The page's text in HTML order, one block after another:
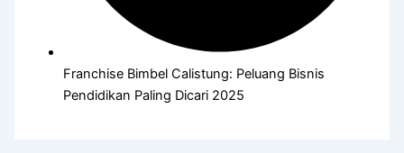
Franchise Bimbel Calistung: Peluang Bisnis
Pendidikan Paling Dicari 2025